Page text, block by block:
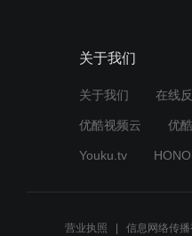
关于我们
关于我们 在线
优酷视频云 优
Youku.tv
营业执照 信息网络传